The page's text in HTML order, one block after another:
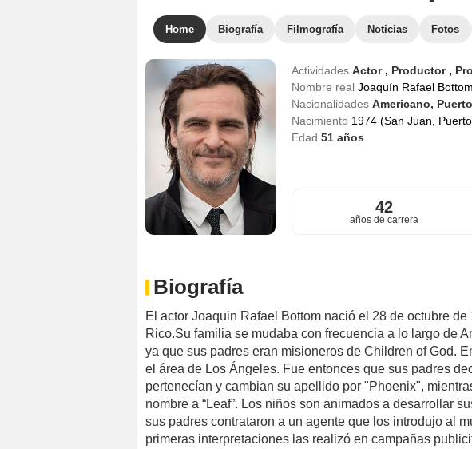
Home Biografía Filmografía Noticias Fotos
Actividades Actor , Productor ,
Nombre real Joaquín Rafael Bottom
Nacionalidades Americano,
Nacimiento 1974 (San Juan,
Edad 51años
42
años de carrera
Biografía
El actor Joaquin Rafael Bottom nació el 28 de octubre
Rico.Su familia se mudaba con frecuencia a lo largo de
ya que sus padres eran misioneros de Children of God.
el área de Los Ángeles. Fue entonces que sus padres
pertenecían y cambian su apellido por "Phoenix",
nombre a “Leaf”. Los niños son animados a desarrollar
sus padres contrataron a un agente que los introdujo al
primeras interpretaciones las realizó en campañas